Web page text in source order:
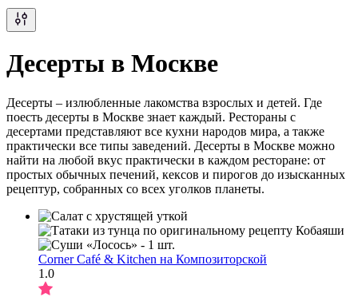
Десерты в Москве
Десерты – излюбленные лакомства взрослых и детей. Где
поесть десерты в Москве знает каждый. Рестораны с
десертами представляют все кухни народов мира, а также
практически все типы заведений. Десерты в Москве можно
найти на любой вкус практически в каждом ресторане: от
простых обычных печений, кексов и пирогов до изысканных
рецептур, собранных со всех уголков планеты.
Corner Café & Kitchen на Композиторской
1.0